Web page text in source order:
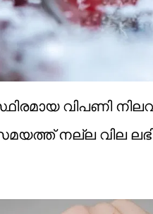
വിപണി
നല്ല വില